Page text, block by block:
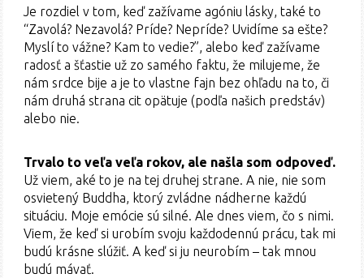
Je rozdiel v tom, keď zažívame agóniu lásky, také to
“Zavolá? Nezavolá? Príde? Nepríde? Uvidíme sa ešte?
Myslí to vážne? Kam to vedie?”, alebo keď zažívame
radosť a šťastie už zo samého faktu, že milujeme, že
nám srdce bije a je to vlastne fajn bez ohľadu na to, či
nám druhá strana cit opätuje (podľa našich predstáv)
alebo nie.
Trvalo to veľa veľa rokov, ale našla som odpoveď.
Už viem, aké to je na tej druhej strane. A nie, nie som
osvietený Buddha, ktorý zvládne nádherne každú
situáciu. Moje emócie sú silné. Ale dnes viem, čo s nimi.
Viem, že keď si urobím svoju každodennú prácu, tak mi
budú krásne slúžiť. A keď si ju neurobím – tak mnou
budú mávať.